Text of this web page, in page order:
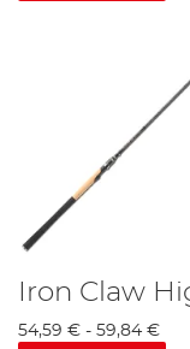
Iron Claw
54,59 € - 59,84 €